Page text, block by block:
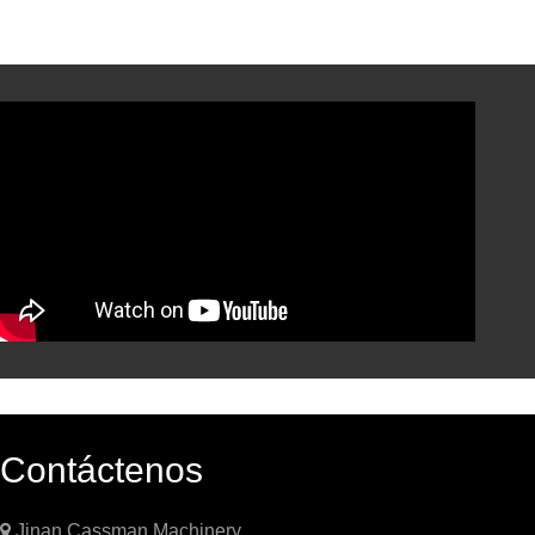
Contáctenos
 Jinan Cassman Machinery